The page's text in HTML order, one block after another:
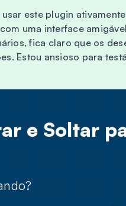
este plugin
uma interface
fica claro que os
Estou ansioso para
e Soltar